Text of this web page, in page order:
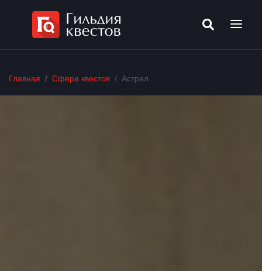
Главная Сфера квестов Астрал